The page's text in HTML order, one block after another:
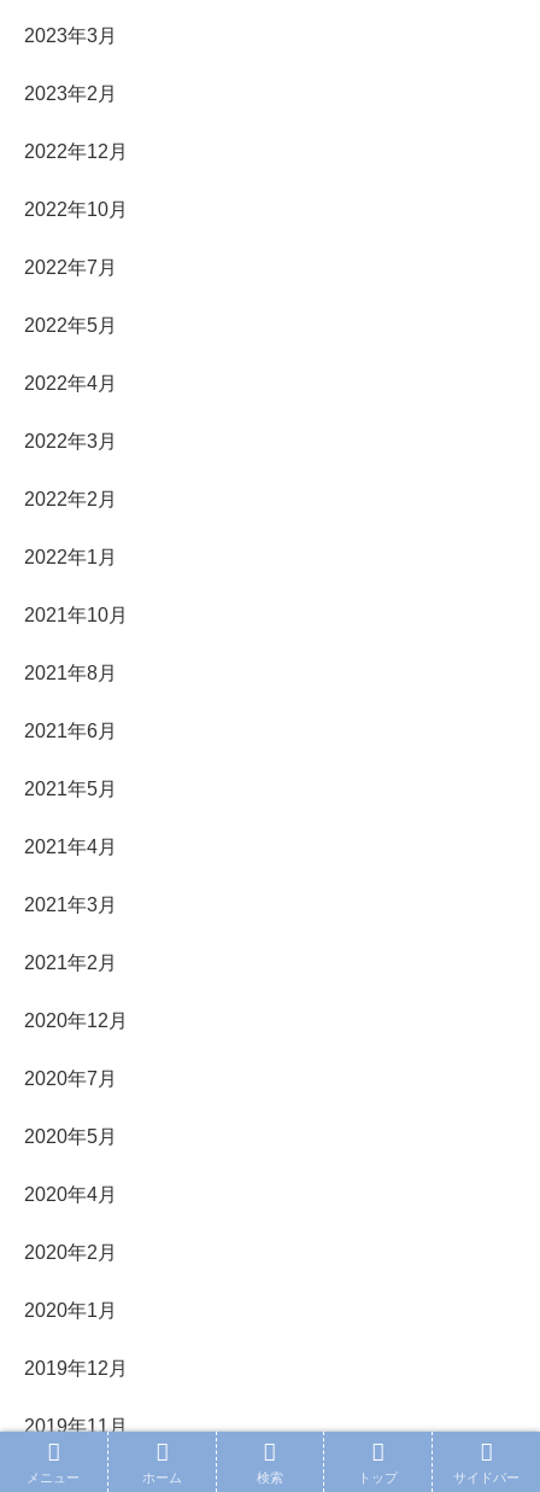
2023年3月
2023年2月
2022年12月
2022年10月
2022年7月
2022年5月
2022年4月
2022年3月
2022年2月
2022年1月
2021年10月
2021年8月
2021年6月
2021年5月
2021年4月
2021年3月
2021年2月
2020年12月
2020年7月
2020年5月
2020年4月
2020年2月
2020年1月
2019年12月
2019年11月
2019年10月
メニュー ホーム 検索 トップ サイドバー